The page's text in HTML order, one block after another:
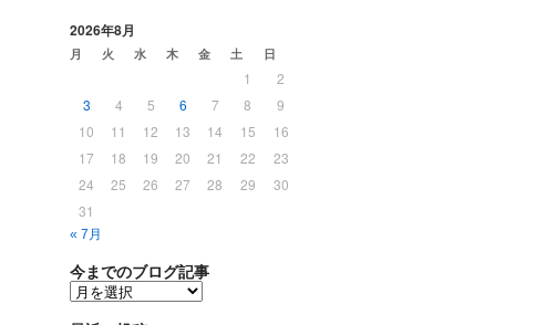
2026年8月
月 火 水 木 金 土 日
1
2
3
4 5 6 7 8
9
10
11 12 13 14 15
16
17
18 19 20 21 22
23
24
25 26 27 28 29
30
31
« 7月
今までのブログ記事